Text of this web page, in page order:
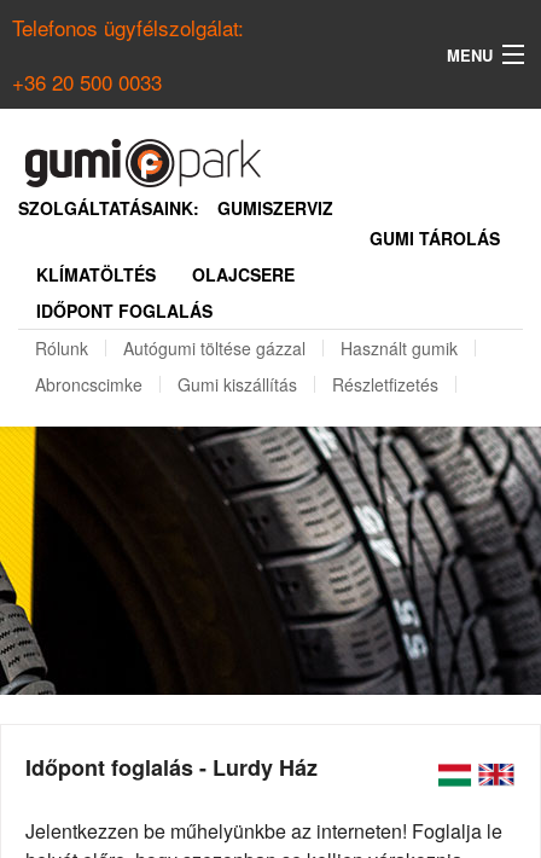
Telefonos ügyfélszolgálat:
+36 20 500 0033
MENU
NYÁRI GUMI KERESŐ
REGISZTRÁCIÓ
SZOLGÁLTATÁSAINK:
GUMISZERVIZ
GUMI TÁROLÁS
KLÍMATÖLTÉS
OLAJCSERE
IDŐPONT FOGLALÁS
Rólunk
Autógumi töltése gázzal
Használt gumik
Abroncscimke
Gumi kiszállítás Részletfizetés
Időpont foglalás - Lurdy Ház
Jelentkezzen be műhelyünkbe az interneten! Foglalja le